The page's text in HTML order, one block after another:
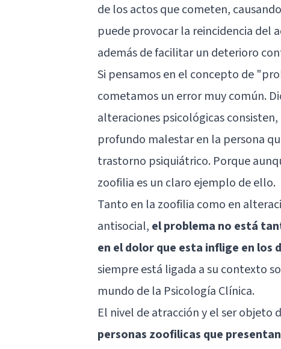
de los actos que cometen,
puede provocar la reincidencia del
además de facilitar un deterioro
Si pensamos en el concepto de
cometamos un error muy común.
alteraciones psicológicas
profundo malestar en la persona
trastorno psiquiátrico. Porque
zoofilia es un claro ejemplo de ello.
Tanto en la zoofilia como en
antisocial, el problema no está
en el dolor que esta inflige en los
siempre está ligada a su contexto
mundo de la Psicología Clínica.
El nivel de atracción y el ser objeto
personas zoofilicas que